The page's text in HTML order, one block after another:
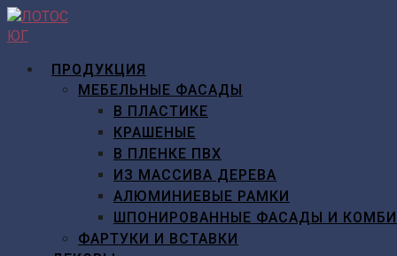
Перейти
к
ПРОДУКЦИЯ
МЕБЕЛЬНЫЕ ФАСАДЫ
В ПЛАСТИКЕ
КРАШЕНЫЕ
В ПЛЕНКЕ ПВХ
ИЗ МАССИВА ДЕРЕВА
АЛЮМИНИЕВЫЕ РАМКИ
ШПОНИРОВАННЫЕ ФАСАДЫ И
ФАРТУКИ И ВСТАВКИ